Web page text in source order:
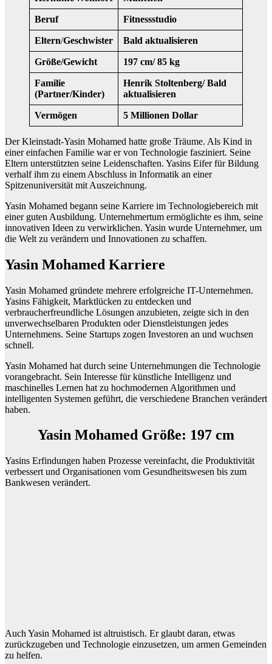
Beruf Fitnessstudio
Eltern/Geschwister Bald aktualisieren
Größe/Gewicht 197 cm/ 85 kg
Familie
(Partner/Kinder)
Henrik Stoltenberg/ Bald
aktualisieren
Vermögen 5 Millionen Dollar
Der Kleinstadt-Yasin Mohamed hatte große Träume. Als Kind in
einer einfachen Familie war er von Technologie fasziniert. Seine
Eltern unterstützten seine Leidenschaften. Yasins Eifer für Bildung
verhalf ihm zu einem Abschluss in Informatik an einer
Spitzenuniversität mit Auszeichnung.
Yasin Mohamed begann seine Karriere im Technologiebereich mit
einer guten Ausbildung. Unternehmertum ermöglichte es ihm, seine
innovativen Ideen zu verwirklichen. Yasin wurde Unternehmer, um
die Welt zu verändern und Innovationen zu schaffen.
Yasin Mohamed Karriere
Yasin Mohamed gründete mehrere erfolgreiche IT-Unternehmen.
Yasins Fähigkeit, Marktlücken zu entdecken und
verbraucherfreundliche Lösungen anzubieten, zeigte sich in den
unverwechselbaren Produkten oder Dienstleistungen jedes
Unternehmens. Seine Startups zogen Investoren an und wuchsen
schnell.
Yasin Mohamed hat durch seine Unternehmungen die Technologie
vorangebracht. Sein Interesse für künstliche Intelligenz und
maschinelles Lernen hat zu hochmodernen Algorithmen und
intelligenten Systemen geführt, die verschiedene Branchen verändert
haben.
Yasin Mohamed Größe: 197 cm
Yasins Erfindungen haben Prozesse vereinfacht, die Produktivität
verbessert und Organisationen vom Gesundheitswesen bis zum
Bankwesen verändert.
Auch Yasin Mohamed ist altruistisch. Er glaubt daran, etwas
zurückzugeben und Technologie einzusetzen, um armen Gemeinden
zu helfen.